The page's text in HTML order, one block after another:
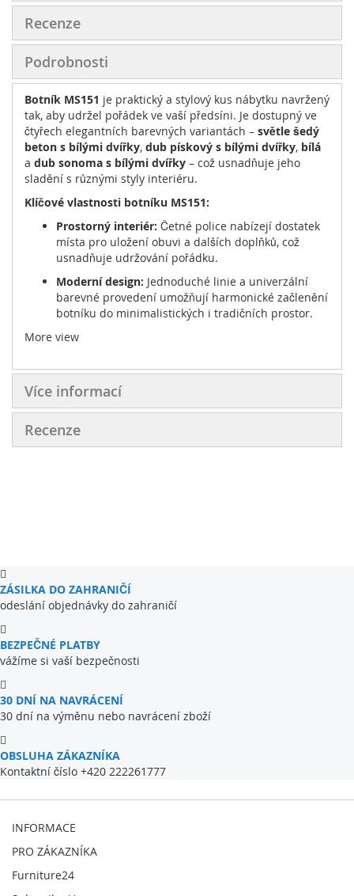
Recenze
Podrobnosti
Botník MS151 je praktický a stylový kus nábytku navržený
tak, aby udržel pořádek ve vaší předsíni. Je dostupný ve
čtyřech elegantních barevných variantách – světle šedý
beton s bílými dvířky, dub pískový s bílými dvířky, bílá
a dub sonoma s bílými dvířky – což usnadňuje jeho
sladění s různými styly interiéru.
Klíčové vlastnosti botníku MS151:
Prostorný interiér: Četné police nabízejí dostatek
místa pro uložení obuvi a dalších doplňků, což
usnadňuje udržování pořádku.
Moderní design: Jednoduché linie a univerzální
barevné provedení umožňují harmonické začlenění
botníku do minimalistických i tradičních prostor.
Odolná konstrukce:
používání a snadnou údržbu.
Bezpečná stabilita:
zvyšuje bezpečnost, což je obzvláště užitečné v
domácnostech s dětmi.
More view
Více informací
Recenze
ZÁSILKA DO ZAHRANIČÍ
odeslání objednávky do zahraničí
BEZPEČNÉ PLATBY
vážíme si vaší bezpečnosti
30 DNÍ NA NAVRÁCENÍ
30 dní na výměnu nebo navrácení zboží
OBSLUHA ZÁKAZNÍKA
Kontaktní číslo +420 222261777
INFORMACE
PRO ZÁKAZNÍKA
Furniture24